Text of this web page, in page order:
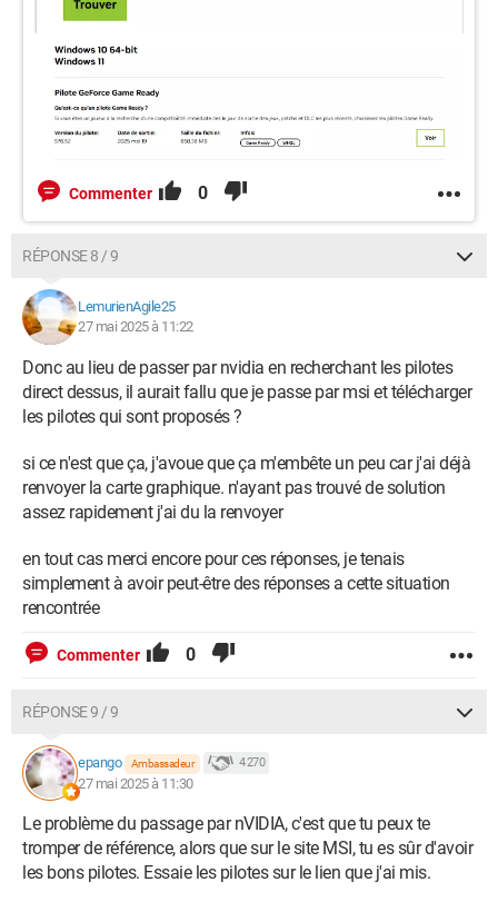
Commenter 0
RÉPONSE 8 / 9
LemurienAgile25
27 mai 2025 à 11:22
Donc au lieu de passer par nvidia en recherchant les pilotes
direct dessus, il aurait fallu que je passe par msi et télécharger
les pilotes qui sont proposés ?
si ce n'est que ça, j'avoue que ça m'embête un peu car j'ai déjà
renvoyer la carte graphique. n'ayant pas trouvé de solution
assez rapidement j'ai du la renvoyer
en tout cas merci encore pour ces réponses, je tenais
simplement à avoir peut-être des réponses a cette situation
rencontrée
Commenter 0
RÉPONSE 9 / 9
epango Ambassadeur 4 270
27 mai 2025 à 11:30
Le problème du passage par nVIDIA, c'est que tu peux te
tromper de référence, alors que sur le site MSI, tu es sûr d'avoir
les bons pilotes. Essaie les pilotes sur le lien que j'ai mis.